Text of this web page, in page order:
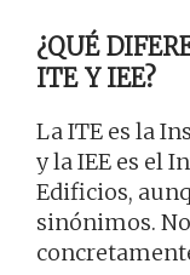
¿QUÉ
ITE Y IEE?
La ITE es la
y la IEE es el
Edificios,
sinónimos.